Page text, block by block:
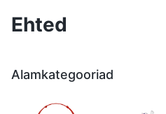
Ehted
Alamkategooriad